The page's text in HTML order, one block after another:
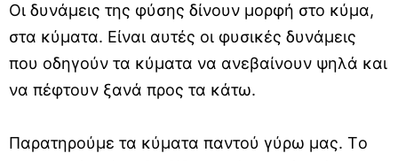
Οι δυνάμεις της φύσης δίνουν μορφή στο κύμα,
στα κύματα. Είναι αυτές οι φυσικές δυνάμεις
που οδηγούν τα κύματα να ανεβαίνουν ψηλά και
να πέφτουν ξανά προς τα κάτω.
Παρατηρούμε τα κύματα παντού γύρω μας. Tο